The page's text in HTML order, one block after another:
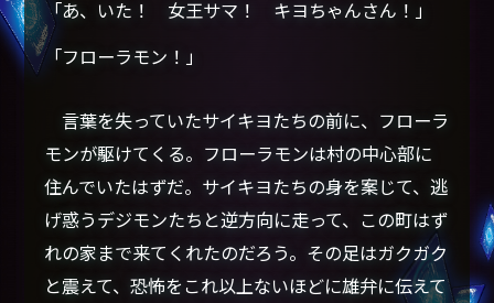
「あ、いた！ 女王サマ！ キヨちゃんさん！」
「フローラモン！」
言葉を失っていたサイキヨたちの前に、フローラ
モンが駆けてくる。フローラモンは村の中心部に
住んでいたはずだ。サイキヨたちの身を案じて、逃
げ惑うデジモンたちと逆方向に走って、この町はず
れの家まで来てくれたのだろう。その足はガクガク
と震えて、恐怖をこれ以上ないほどに雄弁に伝えて